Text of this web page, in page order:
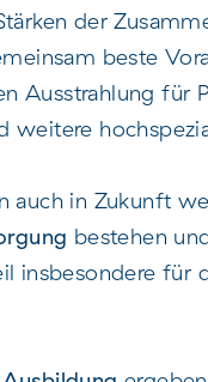
der
beste
Ausstrahlung
weitere
auch in Zukunft
bestehen
insbesondere für